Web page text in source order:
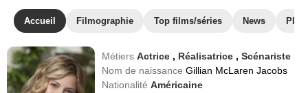
Accueil Filmographie Top films/séries News
MétiersActrice , Réalisatrice ,Scénariste
Nom de naissanceGillian McLaren Jacobs
NationalitéAméricaine